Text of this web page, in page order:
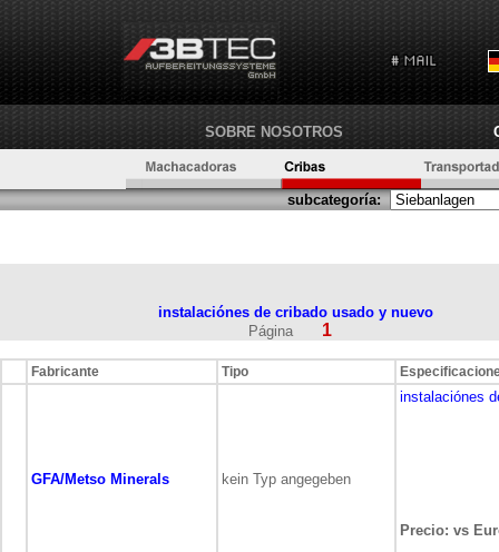
SOBRE NOSOTROS
subcategoría:
instalaciónes de cribado usado y nuevo
Página
1
Fabricante Tipo
GFA/Metso Minerals kein Typ angegeben
instalaciónes
Precio: vs